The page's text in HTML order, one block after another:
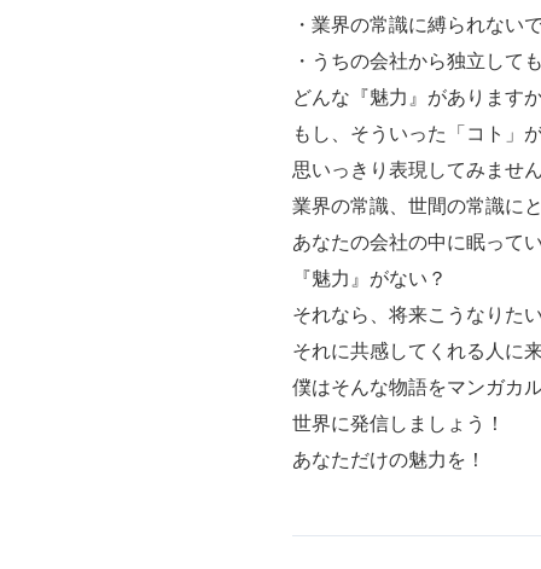
・業界の常識に縛られない
・うちの会社から独立して
どんな『魅力』があります
もし、そういった「コト」
思いっきり表現してみませ
業界の常識、世間の常識に
あなたの会社の中に眠って
『魅力』がない？
それなら、将来こうなりた
それに共感してくれる人に
僕はそんな物語をマンガカ
世界に発信しましょう！
あなただけの魅力を！